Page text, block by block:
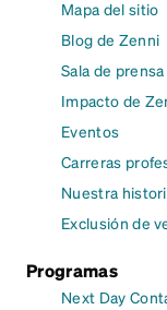
Mapa del sitio
Blog de Zenni
Sala de prensa
Impacto de
Eventos
Carreras
Nuestra
Exclusión de
Programas
Next Day